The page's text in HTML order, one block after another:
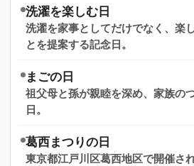
洗濯を楽しむ日
洗濯を家事としてだけでなく、楽
とを提案する記念日。
まごの日
祖父母と孫が親睦を深め、家族の
日。
葛西まつりの日
東京都江戸川区葛西地区で開催さ